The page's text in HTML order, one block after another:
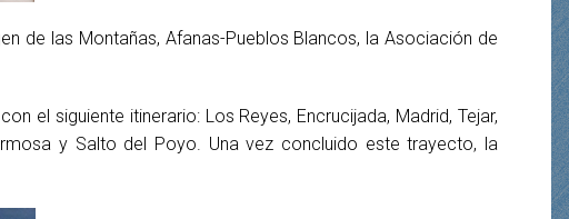
de las Montañas, Afanas-Pueblos Blancos, la Asociación de
el siguiente itinerario: Los Reyes, Encrucijada, Madrid, Tejar,
y Salto del Poyo. Una vez concluido este trayecto, la